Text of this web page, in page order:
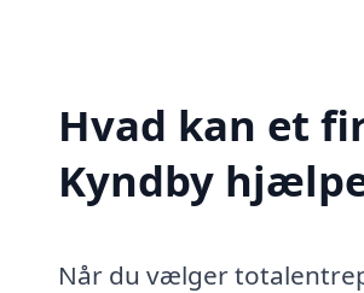
Hvad kan et
Kyndby
Når du vælger